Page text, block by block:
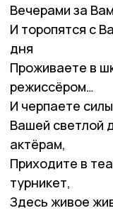
Вечерами за
И торопятся с
дня
Проживаете в
режиссёром…
И черпаете
Вашей светлой
актёрам,
Приходите в
турникет,
Здесь живое